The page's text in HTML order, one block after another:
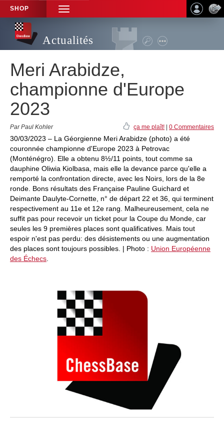
SHOP
TOGGLE
NAVIGATION
Actualités
Meri Arabidze,
championne d'Europe
2023
Par Paul Kohler ça me plaît! 0 Commentaires
30/03/2023 – La Géorgienne Meri Arabidze (photo) a été
couronnée championne d'Europe 2023 à Petrovac
(Monténégro). Elle a obtenu 8½/11 points, tout comme sa
dauphine Oliwia Kiolbasa, mais elle la devance parce qu'elle a
remporté la confrontation directe, avec les Noirs, lors de la 8e
ronde. Bons résultats des Française Pauline Guichard et
Deimante Daulyte-Cornette, n° de départ 22 et 36, qui terminent
respectivement au 11e et 12e rang. Malheureusement, cela ne
suffit pas pour recevoir un ticket pour la Coupe du Monde, car
seules les 9 premières places sont qualificatives. Mais tout
espoir n'est pas perdu: des désistements ou une augmentation
des places sont toujours possibles. | Photo : Union Européenne
des Échecs